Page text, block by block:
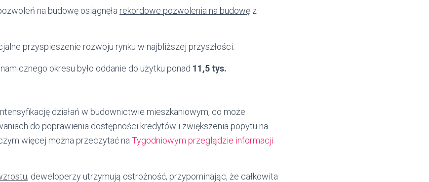
na budowę osiągnęła rekordowe pozwolenia na budowę z
przyspieszenie rozwoju rynku w najbliższej przyszłości.
okresu było oddanie do użytku ponad 11,5 tys.
działań w budownictwie mieszkaniowym, co może
do poprawienia dostępności kredytów i zwiększenia popytu na
więcej można przeczytać na Tygodniowym przeglądzie informacji
, deweloperzy utrzymują ostrożność, przypominając, że całkowita